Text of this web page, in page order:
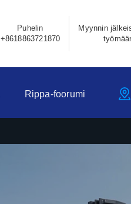
Puhelin
+8618863721870
Myynnin
Rippa-foorumi